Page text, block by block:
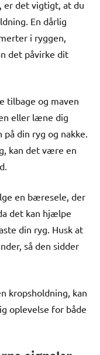
det vigtigt, at du
En dårlig
i ryggen,
det påvirke dit
tilbage og maven
eller læne dig
din ryg og nakke.
kan det være en
en bæresele, der
det kan hjælpe
din ryg. Husk at
så den sidder
kropsholdning, kan
oplevelse for både